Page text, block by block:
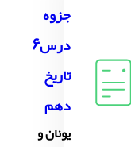
جزوه
درس6
تاریخ
دهم
یونان و